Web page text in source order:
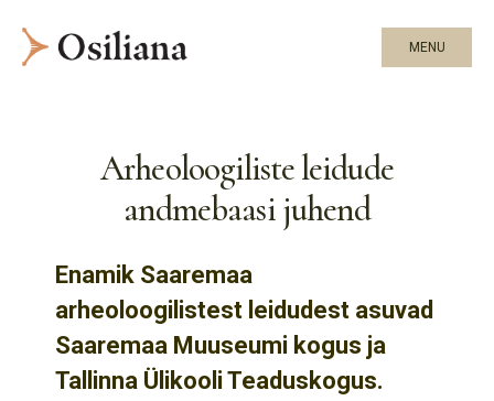
MENU
Arheoloogiliste leidude
andmebaasi juhend
Enamik Saaremaa
arheoloogilistest leidudest asuvad
Saaremaa Muuseumi kogus ja
Tallinna Ülikooli Teaduskogus.